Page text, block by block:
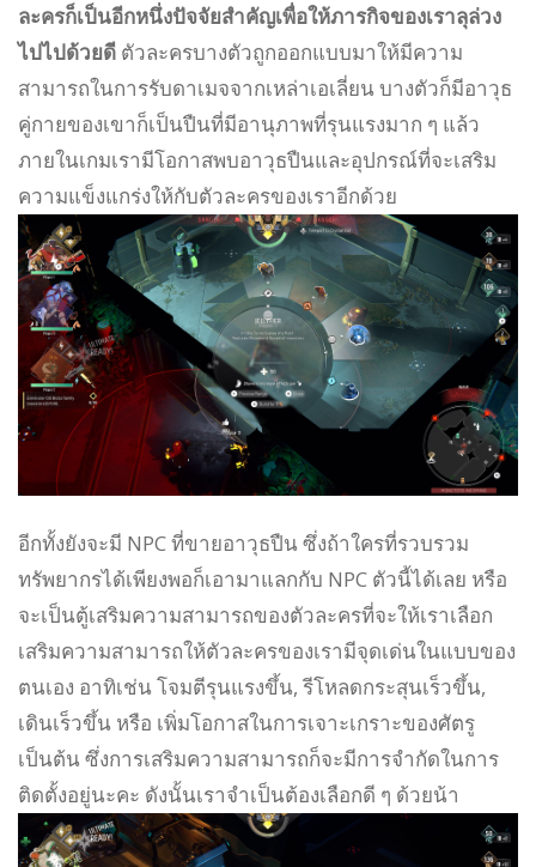
ละครก็เป็นอีกหนึ่งปัจจัยสำคัญเพื่อให้ภารกิจของเราลุล่วง
ไปไปด้วยดี ตัวละครบางตัวถูกออกแบบมาให้มีความ
สามารถในการรับดาเมจจากเหล่าเอเลี่ยน บางตัวก็มีอาวุธ
คู่กายของเขาก็เป็นปืนที่มีอานุภาพที่รุนแรงมาก ๆ แล้ว
ภายในเกมเรามีโอกาสพบอาวุธปืนและอุปกรณ์ที่จะเสริม
ความแข็งแกร่งให้กับตัวละครของเราอีกด้วย
อีกทั้งยังจะมี NPC ที่ขายอาวุธปืน ซึ่งถ้าใครที่รวบรวม
ทรัพยากรได้เพียงพอก็เอามาแลกกับ NPC ตัวนี้ได้เลย หรือ
จะเป็นตู้เสริมความสามารถของตัวละครที่จะให้เราเลือก
เสริมความสามารถให้ตัวละครของเรามีจุดเด่นในแบบของ
ตนเอง อาทิเช่น โจมตีรุนแรงขึ้น, รีโหลดกระสุนเร็วขึ้น,
เดินเร็วขึ้น หรือ เพิ่มโอกาสในการเจาะเกราะของศัตรู
เป็นต้น ซึ่งการเสริมความสามารถก็จะมีการจำกัดในการ
ติดตั้งอยู่นะคะ ดังนั้นเราจำเป็นต้องเลือกดี ๆ ด้วยน้า